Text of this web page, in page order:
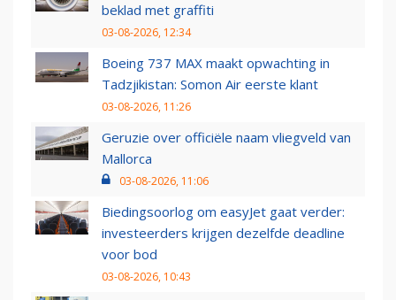
beklad met graffiti
03-08-2026, 12:34
Boeing 737 MAX maakt opwachting in
Tadzjikistan: Somon Air eerste klant
03-08-2026, 11:26
Geruzie over officiële naam vliegveld van
Mallorca
03-08-2026, 11:06
Biedingsoorlog om easyJet gaat verder:
investeerders krijgen dezelfde deadline
voor bod
03-08-2026, 10:43